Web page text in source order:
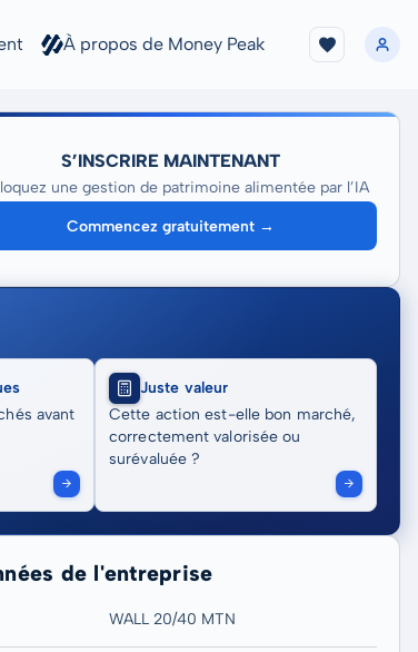
À propos de Money Peak
S’INSCRIRE MAINTENANT
une gestion de patrimoine alimentée par l’IA
Commencez gratuitement →
avant
Juste valeur
Cette action est-elle bon marché,
correctement valorisée ou
surévaluée ?
de l'entreprise
WALL 20/40 MTN